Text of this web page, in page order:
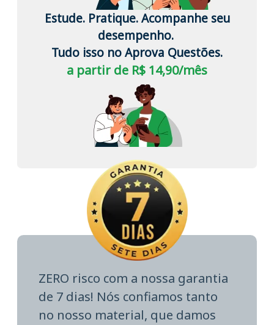
Estude. Pratique. Acompanhe seu
desempenho.
Tudo isso no Aprova Questões.
a partir de R$ 14,90/mês
ZERO risco com a nossa garantia
de 7 dias! Nós confiamos tanto
no nosso material, que damos